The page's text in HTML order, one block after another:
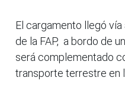
El cargamento llegó vía
de la FAP, a bordo de
será complementado
transporte terrestre en